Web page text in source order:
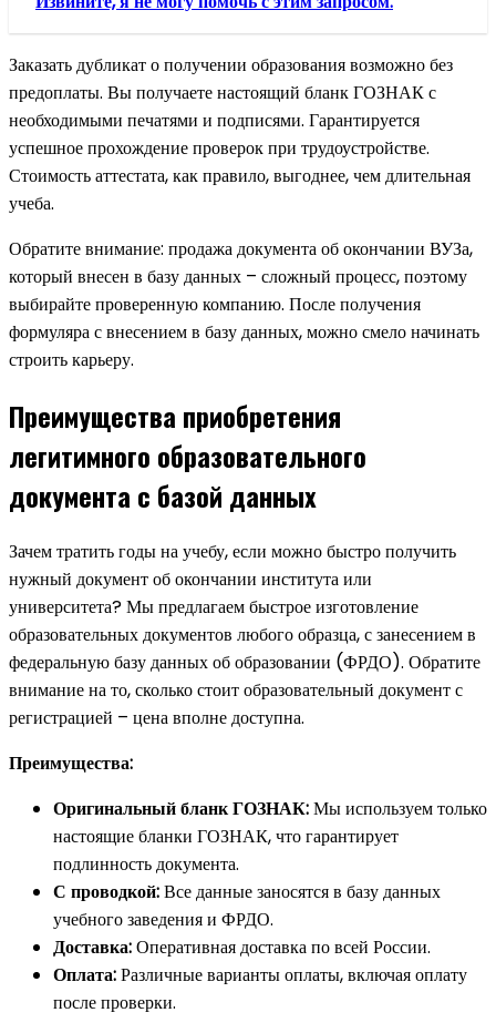
Заказать дубликат о получении образования возможно без
предоплаты. Вы получаете настоящий бланк ГОЗНАК с
необходимыми печатями и подписями. Гарантируется
успешное прохождение проверок при трудоустройстве.
Стоимость аттестата, как правило, выгоднее, чем длительная
учеба.
Обратите внимание: продажа документа об окончании ВУЗа,
который внесен в базу данных – сложный процесс, поэтому
выбирайте проверенную компанию. После получения
формуляра с внесением в базу данных, можно смело начинать
строить карьеру.
Преимущества приобретения
легитимного образовательного
документа с базой данных
Зачем тратить годы на учебу, если можно быстро получить
нужный документ об окончании института или
университета? Мы предлагаем быстрое изготовление
образовательных документов любого образца, с занесением в
федеральную базу данных об образовании (ФРДО). Обратите
внимание на то, сколько стоит образовательный документ с
регистрацией – цена вполне доступна.
Преимущества:
Оригинальный бланк ГОЗНАК:Мы используем только
настоящие бланки ГОЗНАК, что гарантирует
подлинность документа.
С проводкой:Все данные заносятся в базу данных
учебного заведения и ФРДО.
Доставка:Оперативная доставка по всей России.
Оплата:Различные варианты оплаты, включая оплату
после проверки.